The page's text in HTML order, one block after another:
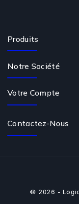
Produits
Notre Société
Votre Compte
Contactez-Nous
© 2026 -